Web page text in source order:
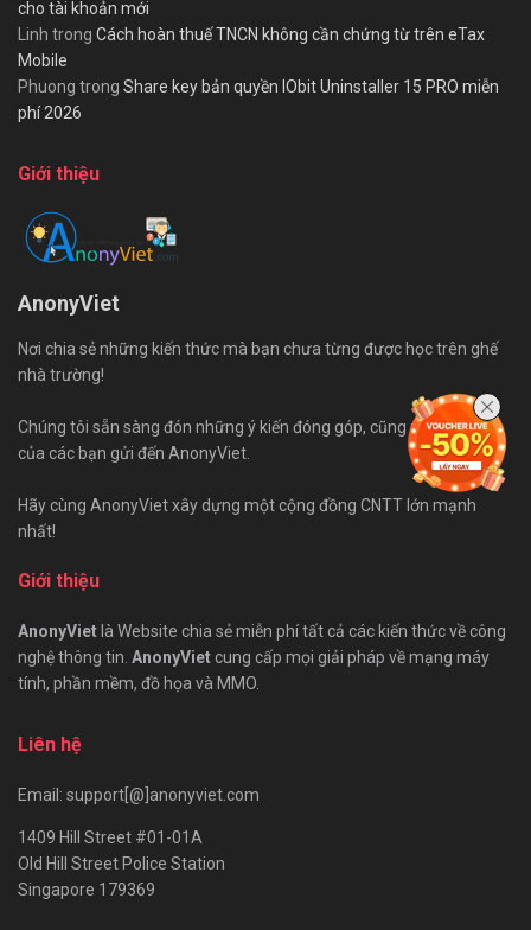
cho tài khoản mới
Linh trong Cách hoàn thuế TNCN không cần chứng từ trên eTax
Mobile
Phuong trong Share key bản quyền IObit Uninstaller 15 PRO miễn
phí 2026
Giới thiệu
AnonyViet
Nơi chia sẻ những kiến thức mà bạn chưa từng được học trên ghế
nhà trường!
Chúng tôi sẵn sàng đón những ý kiến đóng góp, cũng như bài viết
của các bạn gửi đến AnonyViet.
Hãy cùng AnonyViet xây dựng một cộng đồng CNTT lớn mạnh
nhất!
Giới thiệu
AnonyVietlà Website chia sẻ miễn phí tất cả các kiến thức về công
nghệ thông tin. AnonyViet cung cấp mọi giải pháp về mạng máy
tính, phần mềm, đồ họa và MMO.
Liên hệ
Email: support[@]anonyviet.com
1409 Hill Street #01-01A
Old Hill Street Police Station
Singapore 179369